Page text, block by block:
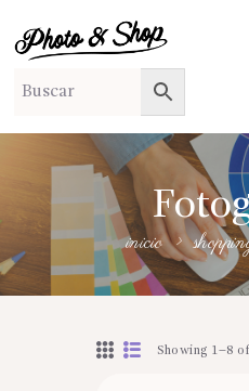
inicio
PHOTO &
Photo & Shop
INICIO
SOBRE NOSOTROS
SERVICIOS A
NUESTRA EDITORIAL
TIENDA ONLINE
Showing 1–8